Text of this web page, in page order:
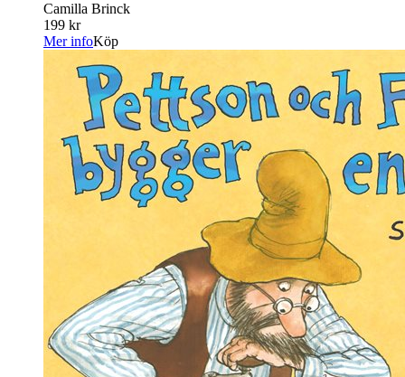
Camilla Brinck
199 kr
Mer infoKöp